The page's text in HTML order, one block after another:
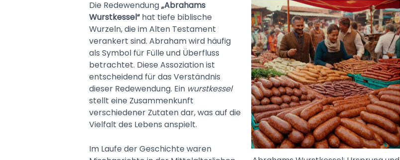
Die Redewendung„Abrahams
Wurstkessel“hat tiefe biblische
Wurzeln, die im Alten Testament
verankert sind. Abraham wird häufig
als Symbol für Fülle und Überfluss
betrachtet. Diese Assoziation ist
entscheidend für das Verständnis
dieser Redewendung. Ein wurstkessel
stellt eine Zusammenkunft
verschiedener Zutaten dar, was auf die
Vielfalt des Lebens anspielt.
Im Laufe der Geschichte waren